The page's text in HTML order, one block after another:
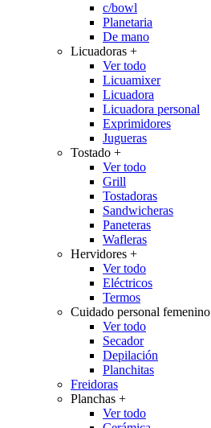
c/bowl
Planetaria
De mano
Licuadoras +
Ver todo
Licuamixer
Licuadora
Licuadora personal
Exprimidores
Jugueras
Tostado +
Ver todo
Grill
Tostadoras
Sandwicheras
Paneteras
Wafleras
Hervidores +
Ver todo
Eléctricos
Termos
Cuidado personal femenino
Ver todo
Secador
Depilación
Planchitas
Freidoras
Planchas +
Ver todo